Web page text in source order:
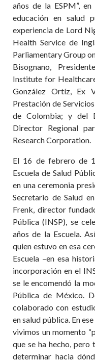
años de la ESPM”,
educación en salud
experiencia de Lord
Health Service de
Parliamentary Group
Bisognano,
Institute for
González Ortíz, Ex
Prestación de
de Colombia; y del
Director Regional
Research Corporation.
El 16 de febrero de
Escuela de Salud
en una ceremonia
Secretario de Salud
Frenk, director
Pública (INSP), se
años de la Escuela.
quien estuvo en esa
Escuela –en esa
incorporación en el
se le encomendó la
Pública de México.
colaborado con
en salud pública. En
vivimos un momento
que se ha hecho,
determinar hacia